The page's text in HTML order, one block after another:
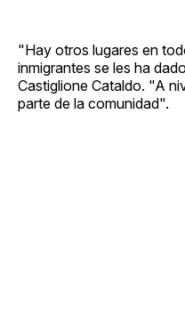
"Hay otros lugares en
inmigrantes se les ha
Castiglione Cataldo. "A
parte de la comunidad".